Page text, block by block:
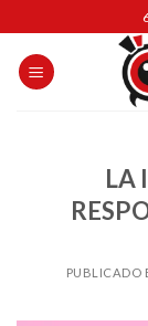
to
content
LA
PUBLICADO